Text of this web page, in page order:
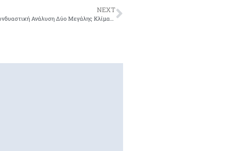
NEXT
Η Δονεπεζίλη στην Αγγειακή Άνοια: Συνδυαστική Ανάλυση Δύο Μεγάλης Κλίμακας Κλινικών Μελετών